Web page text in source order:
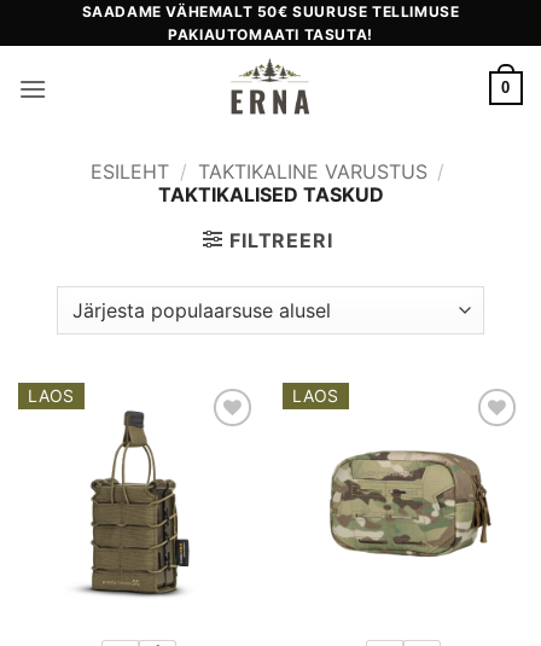
to
SAADAME VÄHEMALT 50€ SUURUSE TELLIMUSE
PAKIAUTOMAATI TASUTA!
0
ESILEHT / TAKTIKALINE VARUSTUS /
TAKTIKALISED TASKUD
FILTREERI
LAOS LAOS
wishlist